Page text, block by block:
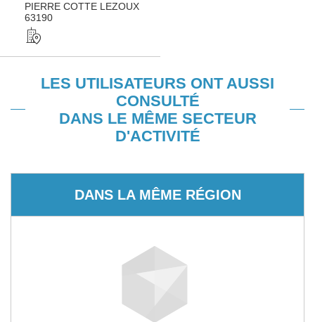
PIERRE COTTE LEZOUX
63190
LES UTILISATEURS ONT AUSSI
CONSULTÉ
DANS LE MÊME SECTEUR
D'ACTIVITÉ
DANS LA MÊME RÉGION